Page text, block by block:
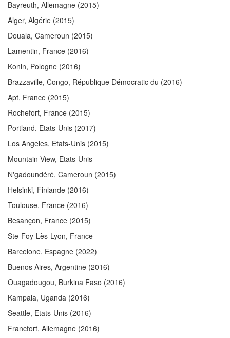
Bayreuth, Allemagne (2015)
Alger, Algérie (2015)
Douala, Cameroun (2015)
Lamentin, France (2016)
Konin, Pologne (2016)
Brazzaville, Congo, République Démocratic du (2016)
Apt, France (2015)
Rochefort, France (2015)
Portland, Etats-Unis (2017)
Los Angeles, Etats-Unis (2015)
Mountain View, Etats-Unis
N'gadoundéré, Cameroun (2015)
Helsinki, Finlande (2016)
Toulouse, France (2016)
Besançon, France (2015)
Ste-Foy-Lès-Lyon, France
Barcelone, Espagne (2022)
Buenos Aires, Argentine (2016)
Ouagadougou, Burkina Faso (2016)
Kampala, Uganda (2016)
Seattle, Etats-Unis (2016)
Francfort, Allemagne (2016)